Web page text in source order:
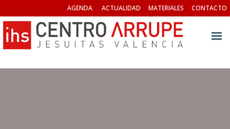
AGENDA ACTUALIDAD MATERIALES CONTACTO